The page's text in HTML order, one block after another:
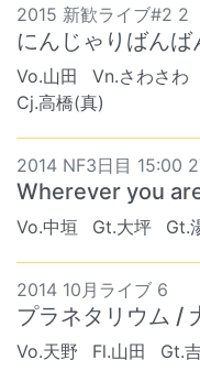
2015 新歓ライブ#2 2
にんじゃりばん
Vo.山田 Vn.さわさわ
Cj.高橋(真)
2014 NF3日目 15:00
Wherever you
Vo.中垣 Gt.大坪 Gt.
2014 10月ライブ 6
プラネタリウム /
Vo.天野 Fl.山田 Gt.